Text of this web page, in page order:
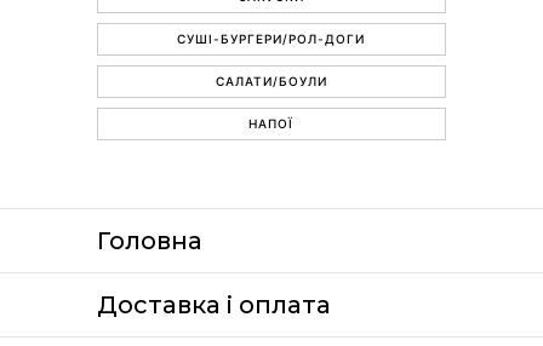
СУШІ-БУРГЕРИ/РОЛ-ДОГИ
САЛАТИ/БОУЛИ
НАПОЇ
Головна
Доставка i оплата